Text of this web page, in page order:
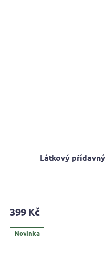
Látkový
399 Kč
Novinka